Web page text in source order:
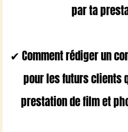
par ta
✔ Comment rédiger un
pour les futurs clients
prestation de film et